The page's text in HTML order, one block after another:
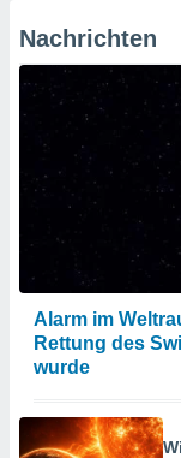
Nachrichten
Alarm im
Rettung des
wurde